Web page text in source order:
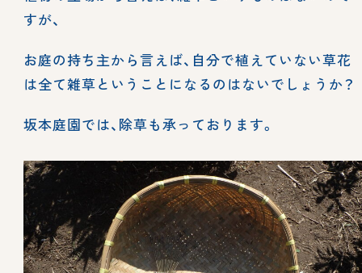
すが、
お庭の持ち主から言えば、自分で植えていない草花
は全て雑草ということになるのはないでしょうか？
坂本庭園では、除草も承っております。